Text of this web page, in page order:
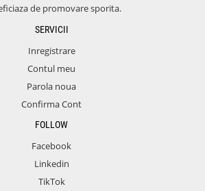
de promovare sporita.
SERVICII
Inregistrare
Contul meu
Parola noua
Confirma Cont
FOLLOW
Facebook
Linkedin
TikTok